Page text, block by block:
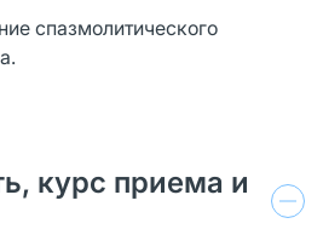
спазмолитического
курс приема и